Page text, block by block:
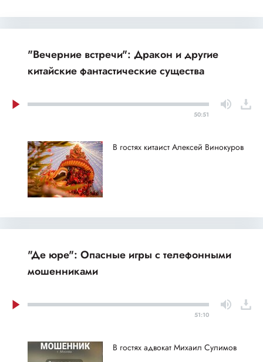
"Вечерние встречи": Дракон и другие
китайские фантастические существа
50:51
В гостях китаист Алексей Винокуров
"Де юре": Опасные игры с телефонными
мошенниками
51:10
В гостях адвокат Михаил Сулимов